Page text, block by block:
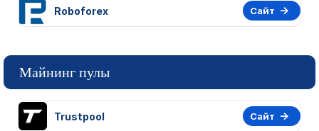
Roboforex Сайт
Майнинг пулы
Trustpool Сайт